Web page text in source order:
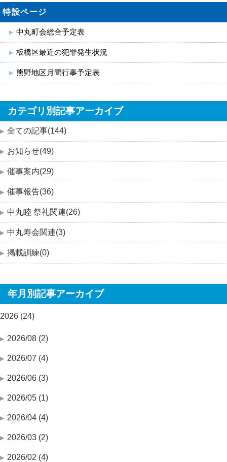
特設ページ
中丸町会総合予定表
板橋区最近の犯罪発生状況
熊野地区月間行事予定表
カテゴリ別記事アーカイブ
全ての記事(144)
お知らせ(49)
催事案内(29)
催事報告(36)
中丸睦 祭礼関連(26)
中丸寿会関連(3)
掲載訓練(0)
年月別記事アーカイブ
2026 (24)
2026/08 (2)
2026/07 (4)
2026/06 (3)
2026/05 (1)
2026/04 (4)
2026/03 (2)
2026/02 (4)